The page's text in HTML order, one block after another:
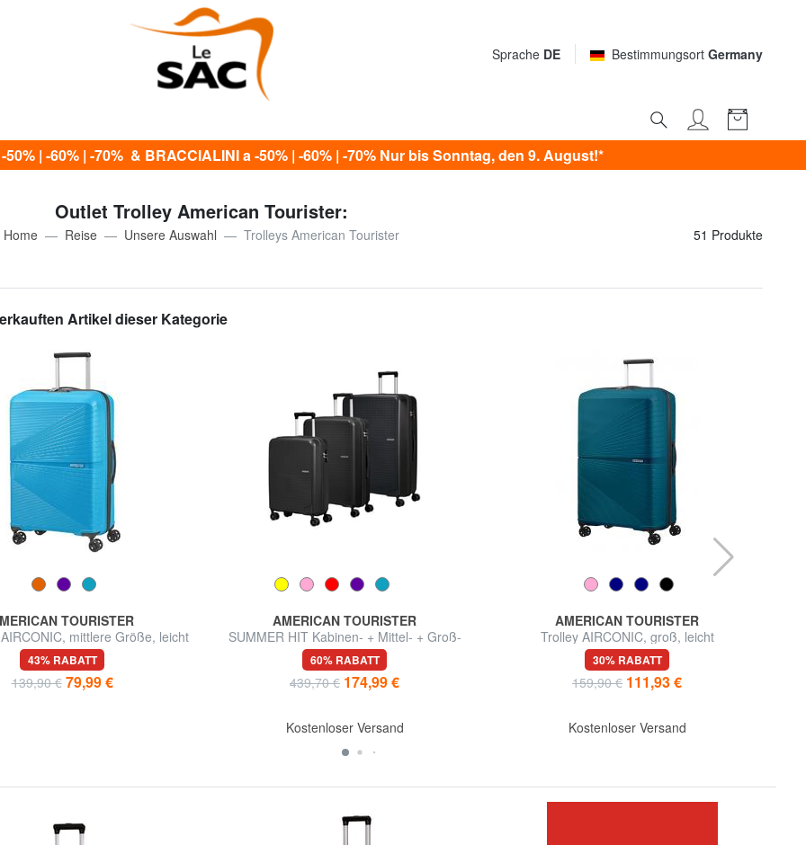
Sprache DE Bestimmungsort Germany
50% | -60% | -70% & BRACCIALINI a -50% | -60% | -70% Nur bis Sonntag, den 9. August!*
Outlet Trolley American Tourister:
Home Reise Unsere Auswahl Trolleys American Tourister 51 Produkte
Artikel dieser Kategorie
TOURISTER
mittlere Größe, leicht
43% RABATT
139,90 € 79,99 €
AMERICAN TOURISTER
SUMMER HIT Kabinen- + Mittel- + Groß-
Trolley-Set
60% RABATT
439,70 € 174,99 €
Kostenloser Versand
AMERICAN TOURISTER
Trolley AIRCONIC, groß, leicht
30% RABATT
159,90 € 111,93 €
Kostenloser Versand